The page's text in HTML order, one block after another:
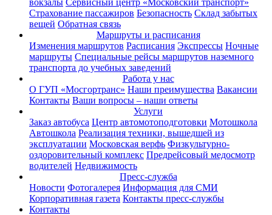
вокзалы Сервисный центр «Московский транспорт»
Страхование пассажиров Безопасность Склад забытых
вещей Обратная связь
Маршруты и расписания
Изменения маршрутов Расписания Экспрессы Ночные
маршруты Специальные рейсы маршрутов наземного
транспорта до учебных заведений
Работа у нас
О ГУП «Мосгортранс» Наши преимущества Вакансии
Контакты Ваши вопросы – наши ответы
Услуги
Заказ автобуса Центр автомотоподготовки Мотошкола
Автошкола Реализация техники, вышедшей из
эксплуатации Московская верфь Физкультурно-
оздоровительный комплекс Предрейсовый медосмотр
водителей Недвижимость
Пресс-служба
Новости Фотогалерея Информация для СМИ
Корпоративная газета Контакты пресс-службы
Контакты